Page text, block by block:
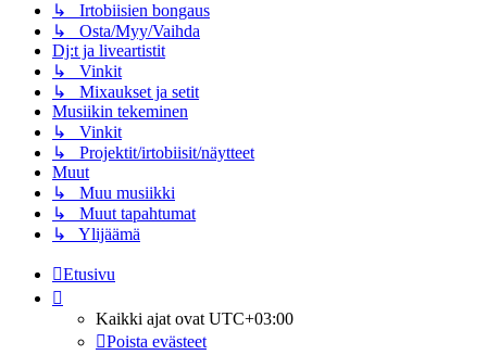
↳ Irtobiisien bongaus
↳ Osta/Myy/Vaihda
Dj:t ja liveartistit
↳ Vinkit
↳ Mixaukset ja setit
Musiikin tekeminen
↳ Vinkit
↳ Projektit/irtobiisit/näytteet
Muut
↳ Muu musiikki
↳ Muut tapahtumat
↳ Ylijäämä
Etusivu
Kaikki ajat ovat UTC+03:00
Poista evästeet